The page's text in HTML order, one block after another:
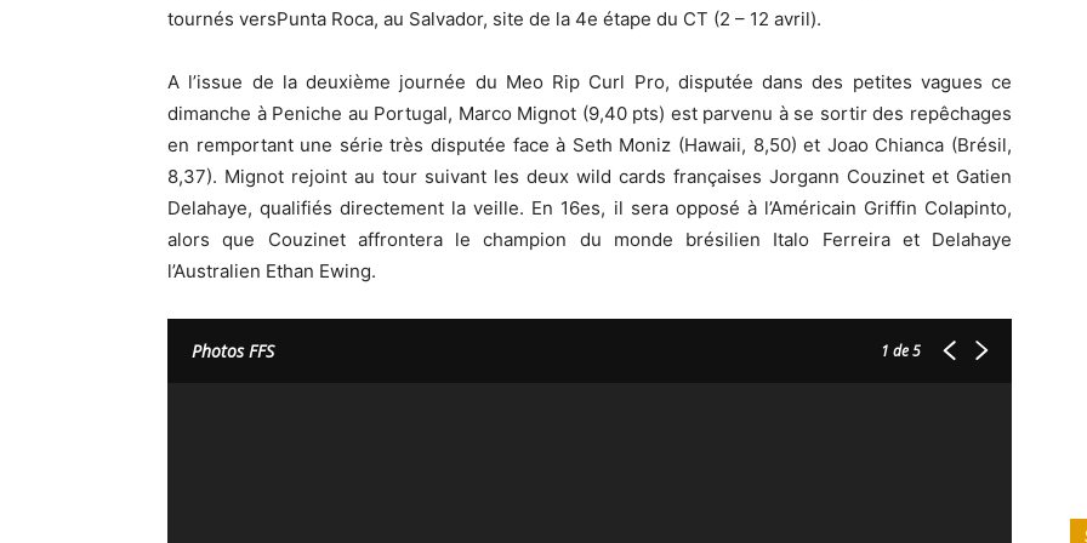
tournés versPunta Roca, au Salvador, site de la 4e étape du CT (2 – 12 avril).
A l’issue de la deuxième journée du Meo Rip Curl Pro, disputée dans des petites vagues ce
dimanche à Peniche au Portugal, Marco Mignot (9,40 pts) est parvenu à se sortir des repêchages
en remportant une série très disputée face à Seth Moniz (Hawaii, 8,50) et Joao Chianca (Brésil,
8,37). Mignot rejoint au tour suivant les deux wild cards françaises Jorgann Couzinet et Gatien
Delahaye, qualifiés directement la veille. En 16es, il sera opposé à l’Américain Griffin Colapinto,
alors que Couzinet affrontera le champion du monde brésilien Italo Ferreira et Delahaye
l’Australien Ethan Ewing.
Photos FFS 1 de 5